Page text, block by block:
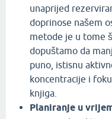
unaprijed
doprinose našem
metode je u tome
dopuštamo da
puno, istisnu
koncentracije i
knjiga.
Planiranje u